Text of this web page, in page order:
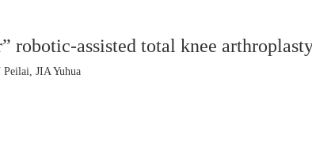
robotic-assisted total knee
Peilai, JIA Yuhua